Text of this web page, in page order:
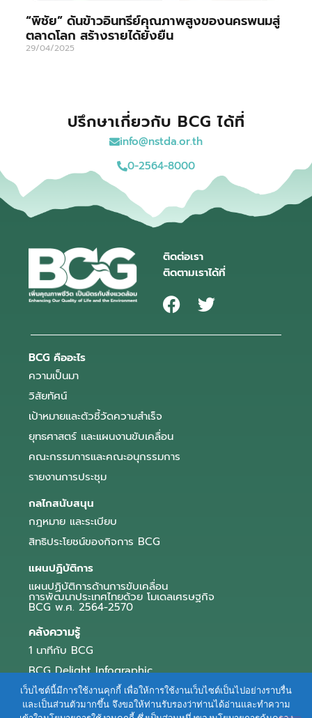
“พิชัย” ดันข้าวอินทรีย์คุณภาพสูงของนครพนมสู่
ตลาดโลก สร้างรายได้ยั่งยืน
29/04/2025
ปรึกษาเกี่ยวกับ BCG ได้ที่
info@nstda.or.th
0-2564-8000
ติดต่อเรา
ติดตามเราได้ที่
BCG คืออะไร
ความเป็นมา
วิสัยทัศน์
เป้าหมายและตัวชี้วัดความสำเร็จ
ยุทธศาสตร์ และแผนงานขับเคลื่อน
คณะกรรมการและคณะอนุกรรมการ
รายงานการประชุม
กลไกสนับสนุน
กฎหมาย และระเบียบ
สิทธิประโยชน์ของกิจการ BCG
แผนปฏิบัติการ
แผนปฏิบัติการด้านการขับเคลื่อน
การพัฒนาประเทศไทยด้วย โมเดลเศรษฐกิจ
BCG พ.ศ. 2564-2570
คลังความรู้
1 นาทีกับ BCG
BCG Delight Infographic
สื่อประชาสัมพันธ์
e-Book Series
เว็บไซต์นี้มีการใช้งานคุกกี้ เพื่อให้การใช้งานเว็บไซต์เป็นไปอย่างราบรื่น
และเป็นส่วนตัวมากขึ้น จึงขอให้ท่านรับรองว่าท่านได้อ่านและทำความ